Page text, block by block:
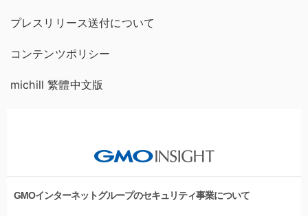
プレスリリース送付について
コンテンツポリシー
michill 繁體中文版
GMOインターネットグループのセキュリティ事業について